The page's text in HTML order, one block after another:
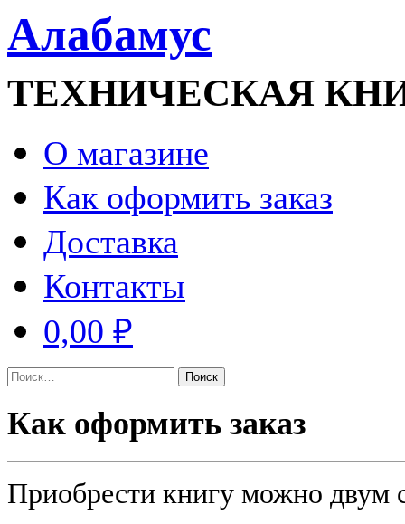
Алабамус
ТЕХНИЧЕСКАЯ
О магазине
Как оформить заказ
Доставка
Контакты
0,00 ₽
Найти:
Как оформить заказ
Приобрести книгу можно двум